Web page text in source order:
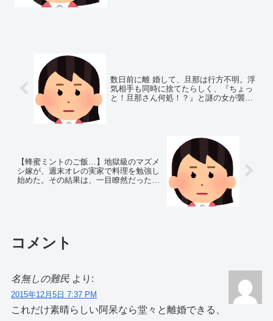
数日前に離 婚して、旦那は行方不明。浮
気相手も同時に捨てたらしく、『ちょっ
と！旦那さん何処！？』と謎の女が襲撃
【蜂蜜ミントのご飯…】地獄級のマズメ
シ嫁が、週末オレの実家で料理を勉強し
始めた。その結果は、一目瞭然だった…
コメント
名無しの難民 より:
2015年12月5日 7:37 PM
これだけ素晴らしい阿呆なら堂々と離婚できる、